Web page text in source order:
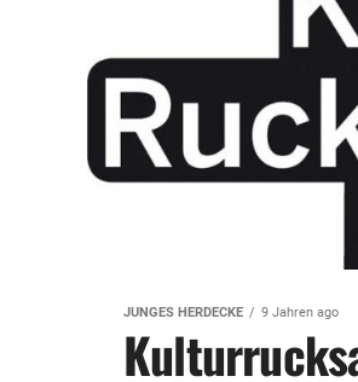
JUNGES HERDECKE 9 Jahren ago